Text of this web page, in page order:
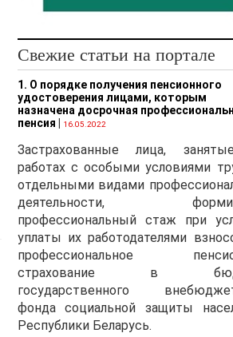
Свежие статьи на портале
1. О порядке получения пенсионного
удостоверения лицами, которым
назначена досрочная
пенсия
16.05.2022
Застрахованные лица,
работах с особыми условиями
отдельными видами
деятельности,
профессиональный стаж при
уплаты их работодателями
профессиональное
страхование в
государственного
фонда социальной защиты
Республики Беларусь.